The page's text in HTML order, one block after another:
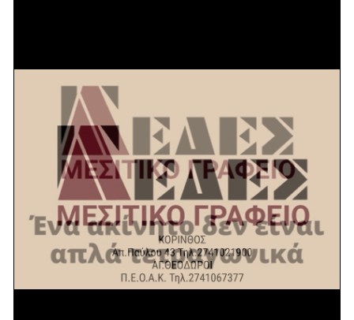
2 ΑΥΓΟΎΣΤΟΥ 2026
Δήμος Λουτρακίου –
Περαχώρας – Αγίων
Θεοδώρων: Οδηγίες
προστασίας των
πολιτών από τον
καπνό πυρκαγιάς
Γ’ Εθνική: Tο
πρόγραμμα του 7ου